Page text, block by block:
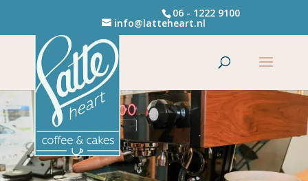
06 - 1222 9100
info@latteheart.nl